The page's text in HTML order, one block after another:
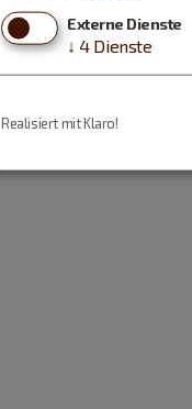
Externe Dienste
↓ 4 Dienste
Realisiert mit Klaro!